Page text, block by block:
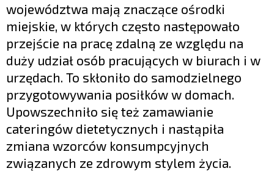
województwa mają znaczące ośrodki
miejskie, w których często następowało
przejście na pracę zdalną ze względu na
duży udział osób pracujących w biurach i w
urzędach. To skłoniło do samodzielnego
przygotowywania posiłków w domach.
Upowszechniło się też zamawianie
cateringów dietetycznych i nastąpiła
zmiana wzorców konsumpcyjnych
związanych ze zdrowym stylem życia.